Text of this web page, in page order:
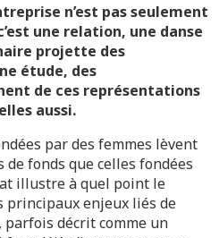
n’est pas seulement
une relation, une danse
projette des
étude, des
de ces représentations
aussi.
par des femmes lèvent
fonds que celles fondées
illustre à quel point le
principaux enjeux liés de
décrit comme un